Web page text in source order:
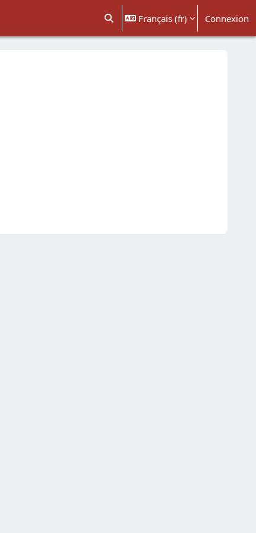
Activer/désactiver la saisie de
Français ‎(fr)‎ Connexion